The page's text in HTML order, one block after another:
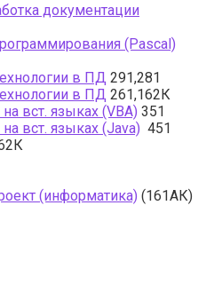
документации
(Pascal)
в ПД 291,281
в ПД 261,162К
вст. языках (VBA) 351
вст. языках (Java) 451
(информатика) (161АК)